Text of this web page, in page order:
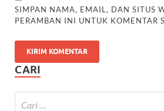
SIMPAN NAMA, EMAIL, DAN SITUS
PERAMBAN INI UNTUK KOMENTAR
CARI